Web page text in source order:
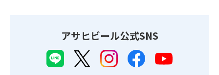
アサヒビール公式SNS